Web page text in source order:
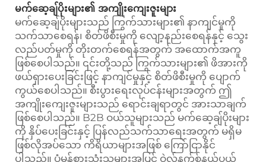
မက်ဆေ့ချ်ပိုးများ၏ အကျိုးကျေးဇူးများ
မက်ဆေ့ချ်ပိုးများသည် ကြွက်သားများ၏ နာကျင်မှုကို
သက်သာစေရန်၊ စိတ်ဖိစီးမှုကို လျော့နည်းစေရန်နှင့် သွေး
လည်ပတ်မှုကို တိုးတက်စေရန်အတွက် အထောက်အကူ
ဖြစ်စေပါသည်။ ၎င်းတို့သည် ကြွက်သားများ၏ ဖိအားကို
ဖယ်ရှားပေးခြင်းဖြင့် နာကျင်မှုနှင့် စိတ်ဖိစီးမှုကို ပျောက်
ကွယ်စေပါသည်။ စီးပွားရေးလုပ်ငန်းများအတွက် ဤ
အကျိုးကျေးဇူးများသည် ရောင်းချရာတွင် အားသာချက်
ဖြစ်စေပါသည်။ B2B ဝယ်သူများသည် မက်ဆေ့ချ်ပိုးများ
ကို နှိပ်ပေးခြင်းနှင့် ပြန်လည်သက်သာရေးအတွက် မရှိမ
ဖြစ်လိုအပ်သော ကိရိယာများအဖြစ် ကြော်ငြာနိုင်
ပါသည်။ ပုံမှန်စားသုံးသူများအပြင် ဝဲလ်နက်စ်နယ်ပယ်